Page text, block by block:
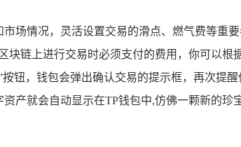
场情况，灵活设置交易的滑点、燃气费等重
链上进行交易时必须支付的费用，你可以根
钮，钱包会弹出确认交易的提示框，再次提
产就会自动显示在TP钱包中,仿佛一颗新的珍